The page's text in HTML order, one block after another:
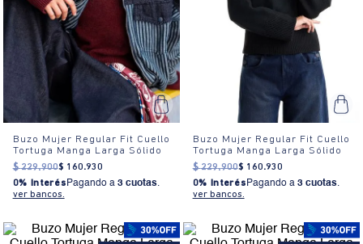
Buzo Mujer Regular Fit Cuello
Tortuga Manga Larga Sólido
$ 229.900$ 160.930
0% Interés Pagando a 3 cuotas.
ver bancos.
Buzo Mujer Regular Fit Cuello
Tortuga Manga Larga Sólido
$ 229.900$ 160.930
0% Interés Pagando a 3 cuotas.
ver bancos.